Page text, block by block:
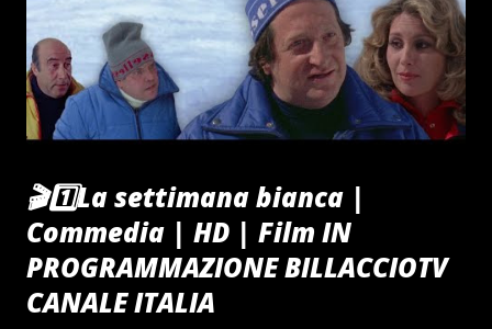
🎬1️⃣La settimana bianca |
Commedia | HD | Film IN
PROGRAMMAZIONE BILLACCIOTV
CANALE ITALIA